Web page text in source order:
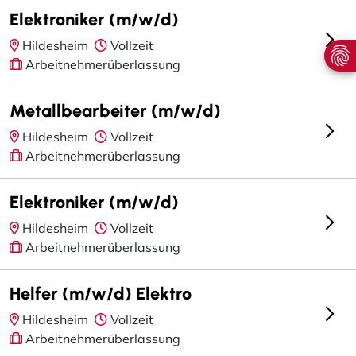
Elektroniker (m/w/d)
Hildesheim
Vollzeit
Arbeitnehmerüberlassung
Metallbearbeiter (m/w/d)
Hildesheim
Vollzeit
Arbeitnehmerüberlassung
Elektroniker (m/w/d)
Hildesheim
Vollzeit
Arbeitnehmerüberlassung
Helfer (m/w/d) Elektro
Hildesheim
Vollzeit
Arbeitnehmerüberlassung